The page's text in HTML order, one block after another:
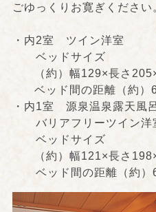
ごゆっくりお寛ぎください
・内2室 ツイン洋室
ベッドサイズ
（約）幅129×長さ
ベッド間の距離（約）
・内1室 源泉温泉露天風
バリアフリーツイン洋
ベッドサイズ
（約）幅121×長さ
ベッド間の距離（約）